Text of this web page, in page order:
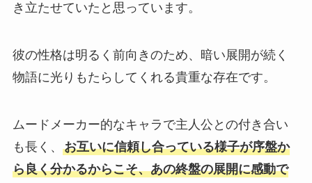
き立たせていたと思っています。
彼の性格は明るく前向きのため、暗い展開が続く
物語に光りもたらしてくれる貴重な存在です。
ムードメーカー的なキャラで主人公との付き合い
も長く、 お互いに信頼し合っている様子が序盤か
ら良く分かるからこそ、あの終盤の展開に感動で